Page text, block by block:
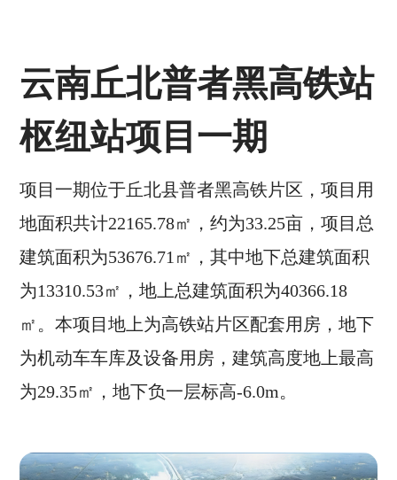
云南丘北普者黑高铁站
枢纽站项目一期
项目一期位于丘北县普者黑高铁片区，项目用
地面积共计22165.78㎡，约为33.25亩，项目总
建筑面积为53676.71㎡，其中地下总建筑面积
为13310.53㎡，地上总建筑面积为40366.18
㎡。本项目地上为高铁站片区配套用房，地下
为机动车车库及设备用房，建筑高度地上最高
为29.35㎡，地下负一层标高-6.0m。